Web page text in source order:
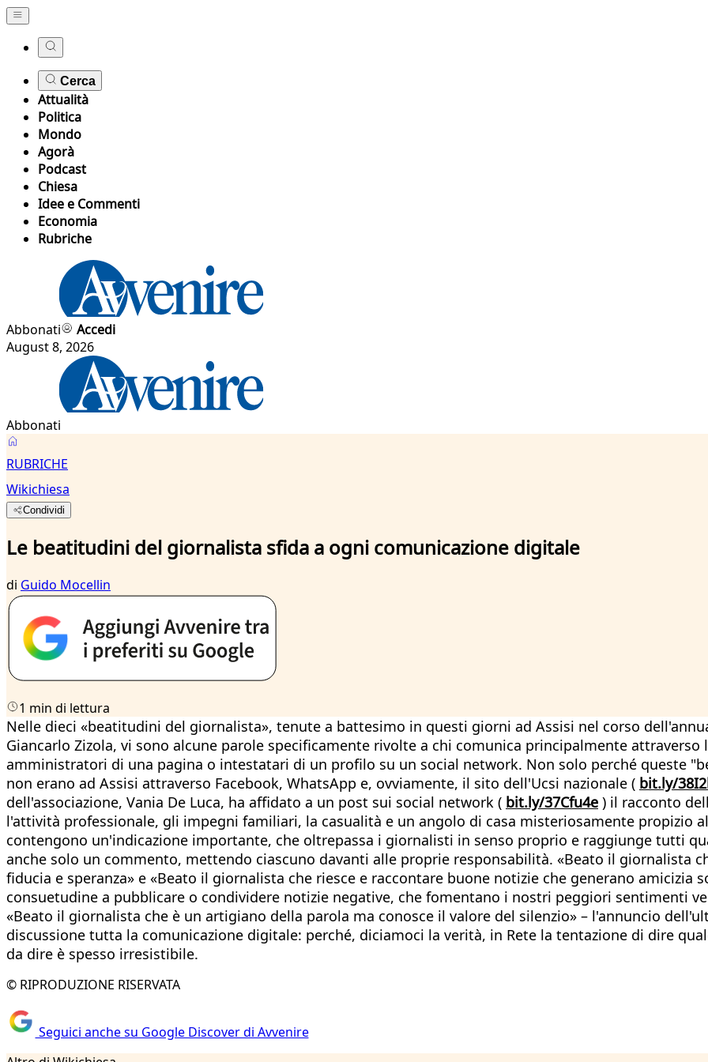
Cerca
Attualità
Politica
Mondo
Agorà
Podcast
Chiesa
Idee e Commenti
Economia
Rubriche
Abbonati
Accedi
August 8, 2026
Abbonati
RUBRICHE
Wikichiesa
Condividi
Le beatitudini del giornalista sfida a ogni comunicazione digitale
di Guido Mocellin
1 min di lettura
Nelle dieci «beatitudini del giornalista», tenute a battesimo in questi giorni ad Assisi nel corso
Giancarlo Zizola, vi sono alcune parole specificamente rivolte a chi comunica principalmente attraverso
amministratori di una pagina o intestatari di un profilo su un social network. Non solo perché queste
non erano ad Assisi attraverso Facebook, WhatsApp e, ovviamente, il sito dell'Ucsi nazionale ( bit.ly/
dell'associazione, Vania De Luca, ha affidato a un post sui social network ( bit.ly/37Cfu4e ) il racconto
l'attività professionale, gli impegni familiari, la casualità e un angolo di casa misteriosamente propizio
contengono un'indicazione importante, che oltrepassa i giornalisti in senso proprio e raggiunge tutti
anche solo un commento, mettendo ciascuno davanti alle proprie responsabilità. «Beato il giornalista
fiducia e speranza» e «Beato il giornalista che riesce e raccontare buone notizie che generano amicizia
consuetudine a pubblicare o condividere notizie negative, che fomentano i nostri peggiori sentimenti
«Beato il giornalista che è un artigiano della parola ma conosce il valore del silenzio» – l'annuncio
discussione tutta la comunicazione digitale: perché, diciamoci la verità, in Rete la tentazione di dire
da dire è spesso irresistibile.
© RIPRODUZIONE RISERVATA
Seguici anche su Google Discover di Avvenire